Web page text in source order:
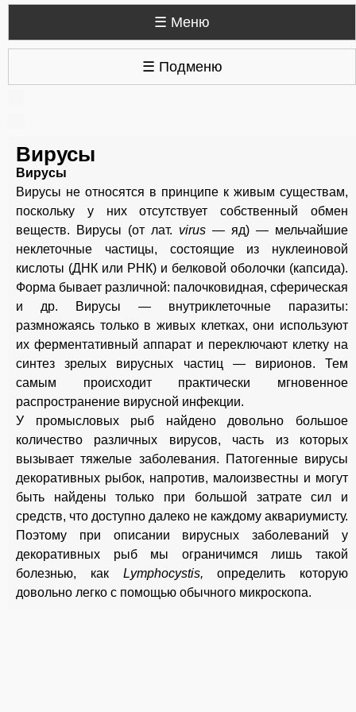
☰ Меню
☰ Подменю
Вирусы
Вирусы
Вирусы не относятся в принципе к живым существам,
поскольку у них отсутствует собственный обмен
веществ. Вирусы (от лат. virus — яд) — мельчайшие
неклеточные частицы, состоящие из нуклеиновой
кислоты (ДНК или РНК) и белковой оболочки (капсида).
Форма бывает различной: палочковидная, сферическая
и др. Вирусы — внутриклеточные паразиты:
размножаясь только в живых клетках, они используют
их ферментативный аппарат и переключают клетку на
синтез зрелых вирусных частиц — вирионов. Тем
самым происходит практически мгновенное
распространение вирусной инфекции.
У промысловых рыб найдено довольно большое
количество различных вирусов, часть из которых
вызывает тяжелые заболевания. Патогенные вирусы
декоративных рыбок, напротив, малоизвестны и могут
быть найдены только при большой затрате сил и
средств, что доступно далеко не каждому аквариумисту.
Поэтому при описании вирусных заболеваний у
декоративных рыб мы ограничимся лишь такой
болезнью, как Lymphocystis,определить которую
довольно легко с помощью обычного микроскопа.